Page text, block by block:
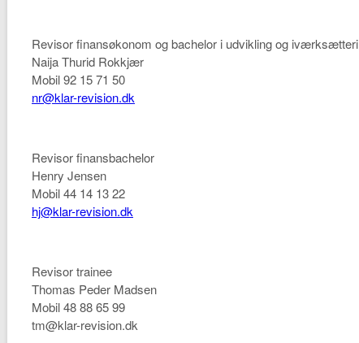
Revisor finansøkonom og bachelor i udvikling og iværksætteri
Naija Thurid Rokkjær
Mobil 92 15 71 50
nr@klar-revision.dk
Revisor finansbachelor
Henry Jensen
Mobil 44 14 13 22
hj@klar-revision.dk
Revisor trainee
Thomas Peder Madsen
Mobil 48 88 65 99
tm@klar-revision.dk